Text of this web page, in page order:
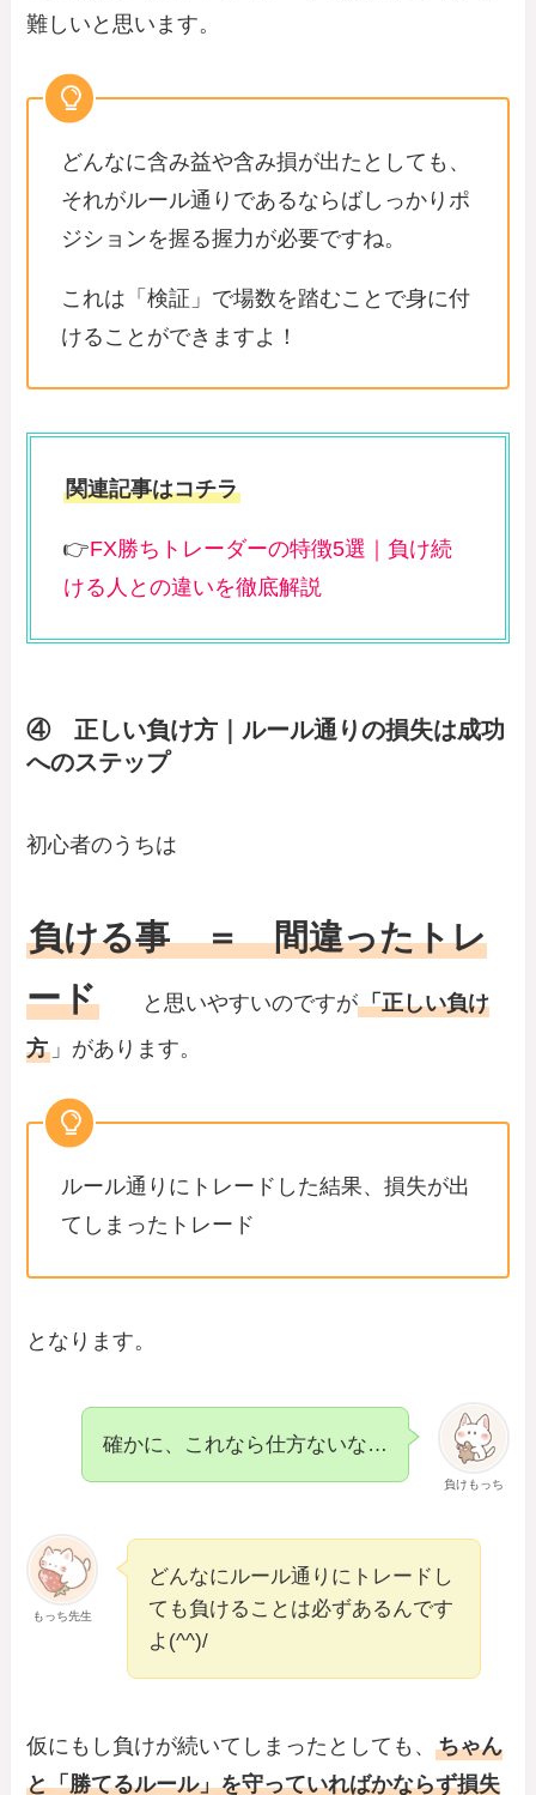
難しいと思います。
どんなに含み益や含み損が出たとしても、
それがルール通りであるならばしっかりポ
ジションを握る握力が必要ですね。
これは「検証」で場数を踏むことで身に付
けることができますよ！
関連記事はコチラ
👉FX勝ちトレーダーの特徴5選｜負け続
ける人との違いを徹底解説
④ 正しい負け方｜ルール通りの損失は成功
へのステップ
初心者のうちは
負ける事 ＝ 間違ったトレ
ード と思いやすいのですが「正しい負け
方 」があります。
ルール通りにトレードした結果、損失が出
てしまったトレード
となります。
負けもっち
確かに、これなら仕方ないな…
もっち先生
どんなにルール通りにトレードし
ても負けることは必ずあるんです
よ(^^)/
仮にもし負けが続いてしまったとしても、ちゃん
と「勝てるルール」を守っていればかならず損失